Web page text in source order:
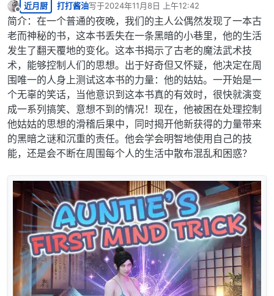
离线
近月厨 打打酱油写于2024年11月8日 上午12:42
最后由 编辑
简介：在一个普通的夜晚，我们的主人公偶然发现了一本古
老而神秘的书，这本书丢失在一条黑暗的小巷里，他的生活
发生了翻天覆地的变化。这本书揭示了古老的魔法武术技
术，能够控制人们的思想。出于好奇但又怀疑，他决定在周
围唯一的人身上测试这本书的力量：他的姑姑。一开始是一
个无辜的笑话，当他意识到这本书真的有效时，很快就演变
成一系列搞笑、意想不到的情况！现在，他被困在处理控制
他姑姑的思想的滑稽后果中，同时揭开他新获得的力量带来
的黑暗之谜和沉重的责任。他会学会明智地使用自己的技
能，还是会不断在周围每个人的生活中散布混乱和困惑？